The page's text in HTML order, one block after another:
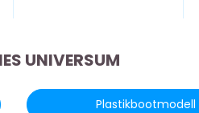
UNIVERSUM
Plastikbootmodell